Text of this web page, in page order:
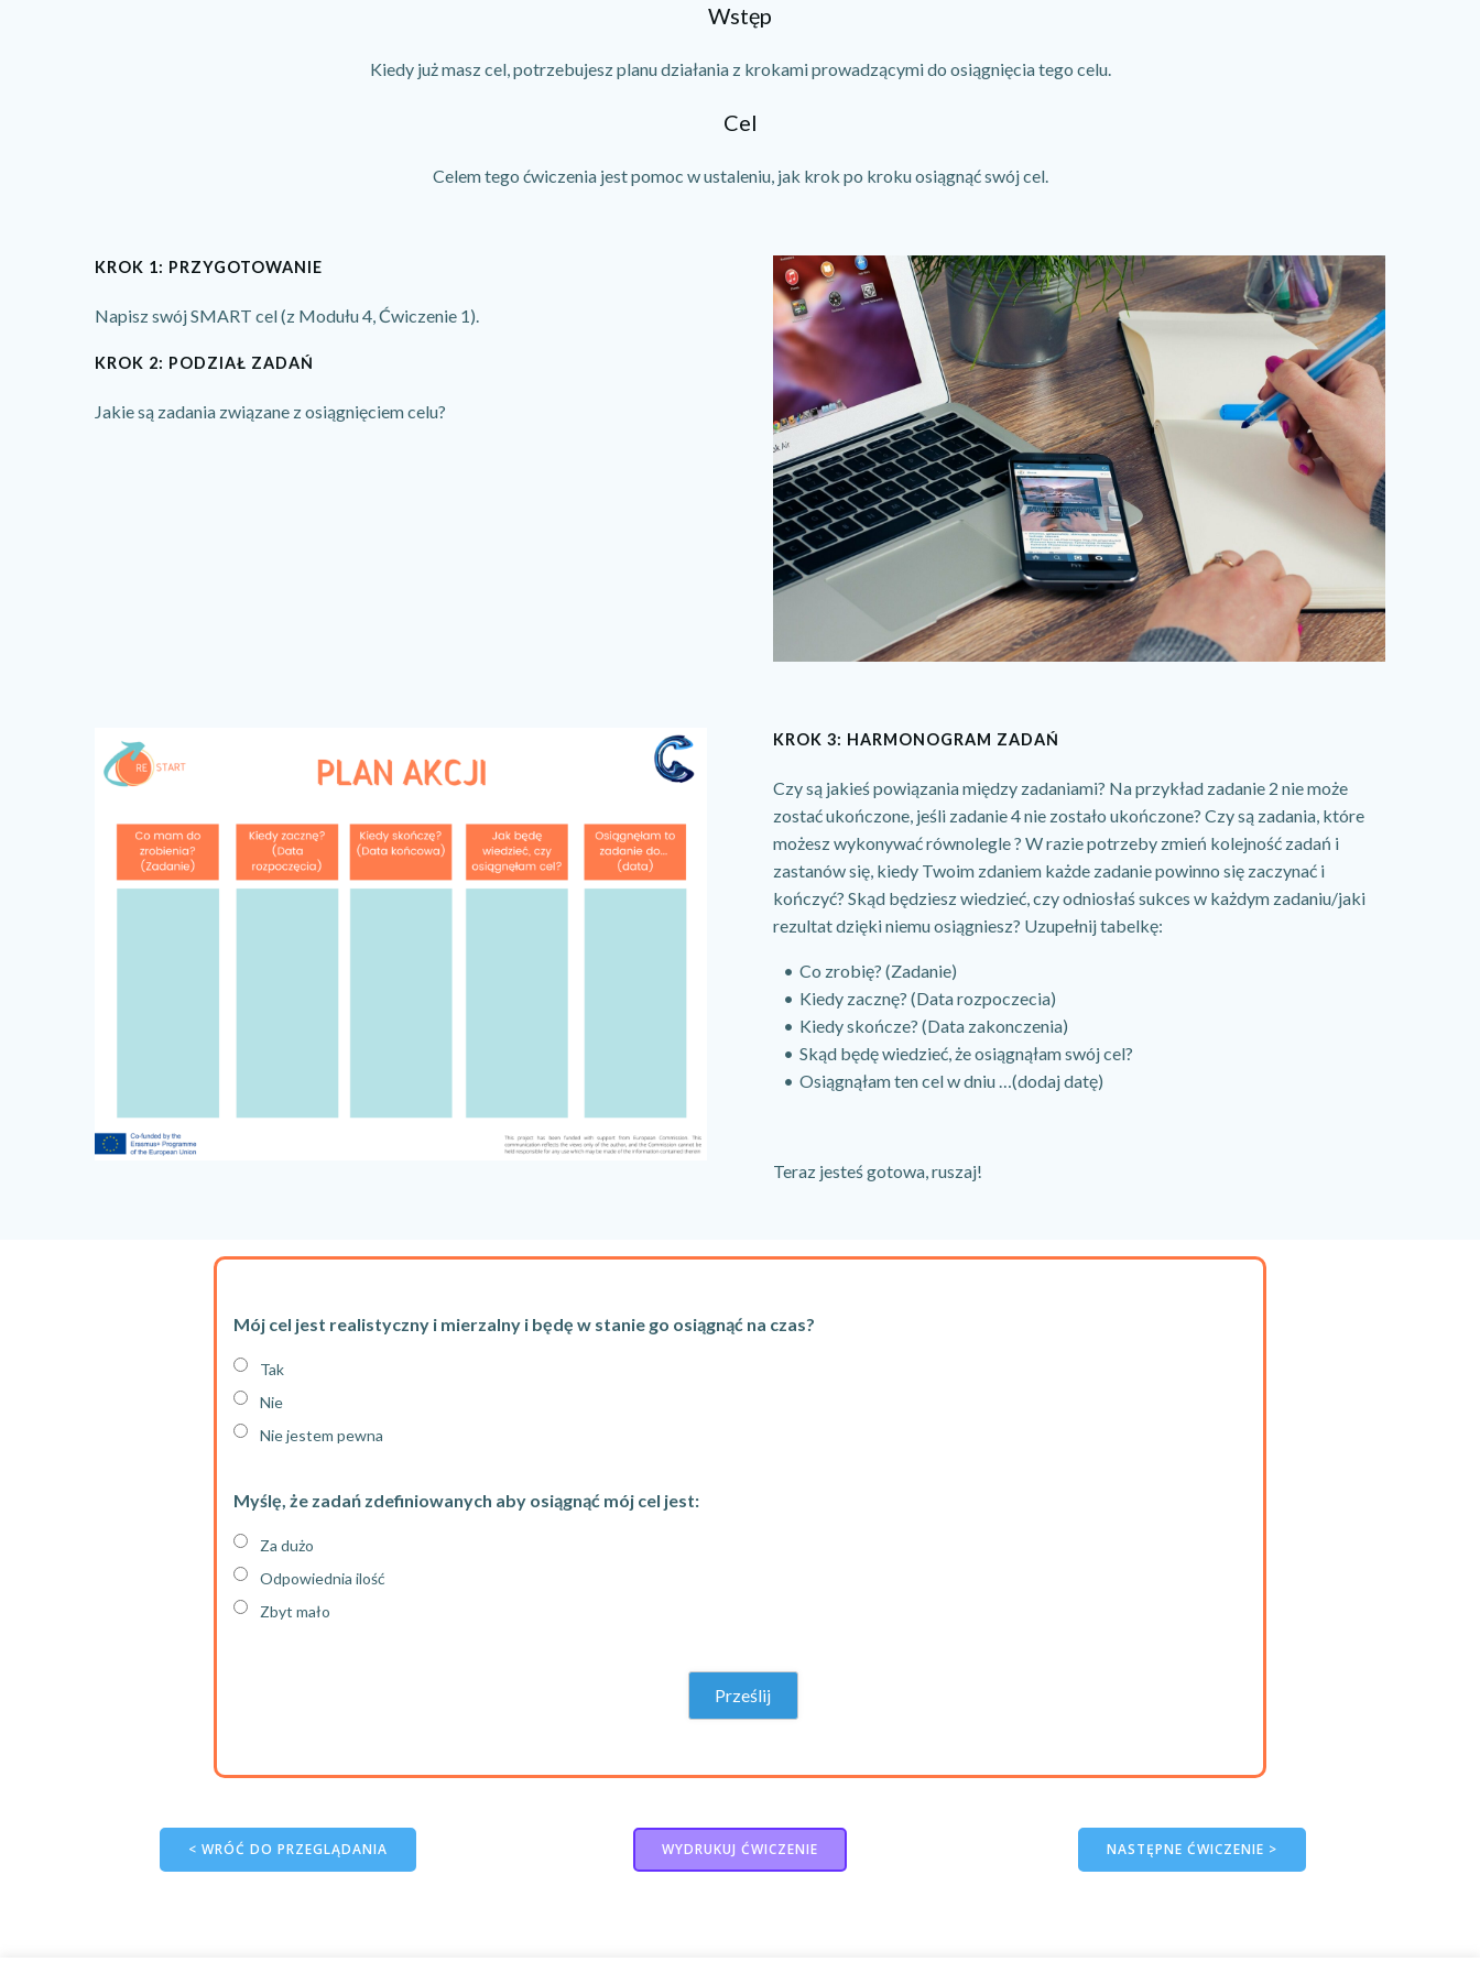
Wstęp
Kiedy już masz cel, potrzebujesz planu działania z krokami prowadzącymi do osiągnięcia tego celu.
Cel
Celem tego ćwiczenia jest pomoc w ustaleniu, jak krok po kroku osiągnąć swój cel.
KROK 1: PRZYGOTOWANIE
Napisz swój SMART cel (z Modułu 4, Ćwiczenie 1).
KROK 2: PODZIAŁ ZADAŃ
Jakie są zadania związane z osiągnięciem celu?
KROK 3: HARMONOGRAM ZADAŃ
Czy są jakieś powiązania między zadaniami? Na przykład zadanie 2 nie może
zostać ukończone, jeśli zadanie 4 nie zostało ukończone? Czy są zadania, które
możesz wykonywać równolegle ? W razie potrzeby zmień kolejność zadań i
zastanów się, kiedy Twoim zdaniem każde zadanie powinno się zaczynać i
kończyć? Skąd będziesz wiedzieć, czy odniosłaś sukces w każdym zadaniu/jaki
rezultat dzięki niemu osiągniesz? Uzupełnij tabelkę:
Co zrobię? (Zadanie)
Kiedy zacznę? (Data rozpoczecia)
Kiedy skończe? (Data zakonczenia)
Skąd będę wiedzieć, że osiągnąłam swój cel?
Osiągnąłam ten cel w dniu …(dodaj datę)
Teraz jesteś gotowa, ruszaj!
Mój cel jest realistyczny i mierzalny i będę w stanie go osiągnąć na czas?
Tak
Nie
Nie jestem pewna
Myślę, że zadań zdefiniowanych aby osiągnąć mój cel jest:
Za dużo
Odpowiednia ilość
Zbyt mało
< WRÓĆ DO PRZEGLĄDANIA WYDRUKUJ ĆWICZENIE NASTĘPNE ĆWICZENIE >